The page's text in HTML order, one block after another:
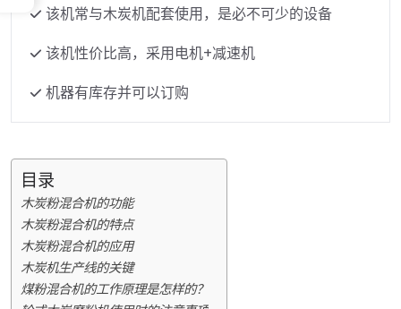
该机常与木炭机配套使用，是必不可少的设备
该机性价比高，采用电机+减速机
机器有库存并可以订购
目录
木炭粉混合机的功能
木炭粉混合机的特点
木炭粉混合机的应用
木炭机生产线的关键
煤粉混合机的工作原理是怎样的？